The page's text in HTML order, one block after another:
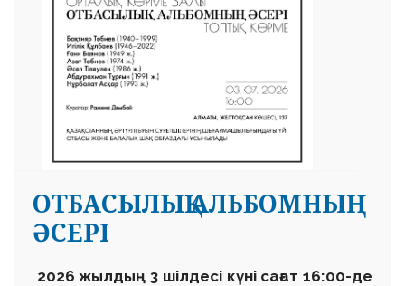
ОТБАСЫЛЫҚ АЛЬБОМНЫҢ
ӘСЕРІ
2026 жылдың 3 шілдесі күні сағат 16:00-де